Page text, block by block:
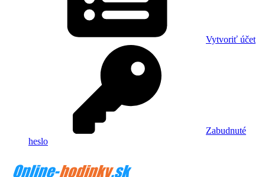
Vytvoriť účet
Zabudnuté
heslo